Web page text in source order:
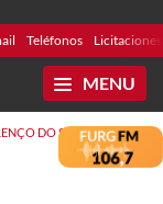
Teléfonos Licitaciones
MENU
DO SUL